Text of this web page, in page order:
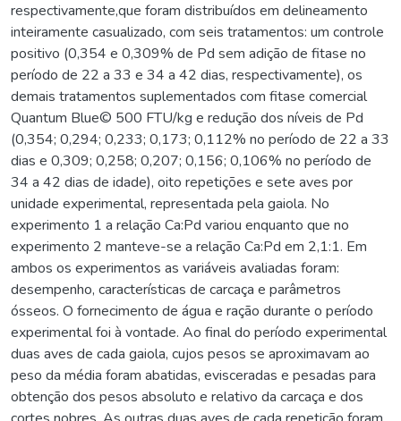
respectivamente,que foram distribuídos em delineamento
inteiramente casualizado, com seis tratamentos: um controle
positivo (0,354 e 0,309% de Pd sem adição de fitase no
período de 22 a 33 e 34 a 42 dias, respectivamente), os
demais tratamentos suplementados com fitase comercial
Quantum Blue© 500 FTU/kg e redução dos níveis de Pd
(0,354; 0,294; 0,233; 0,173; 0,112% no período de 22 a 33
dias e 0,309; 0,258; 0,207; 0,156; 0,106% no período de
34 a 42 dias de idade), oito repetições e sete aves por
unidade experimental, representada pela gaiola. No
experimento 1 a relação Ca:Pd variou enquanto que no
experimento 2 manteve-se a relação Ca:Pd em 2,1:1. Em
ambos os experimentos as variáveis avaliadas foram:
desempenho, características de carcaça e parâmetros
ósseos. O fornecimento de água e ração durante o período
experimental foi à vontade. Ao final do período experimental
duas aves de cada gaiola, cujos pesos se aproximavam ao
peso da média foram abatidas, evisceradas e pesadas para
obtenção dos pesos absoluto e relativo da carcaça e dos